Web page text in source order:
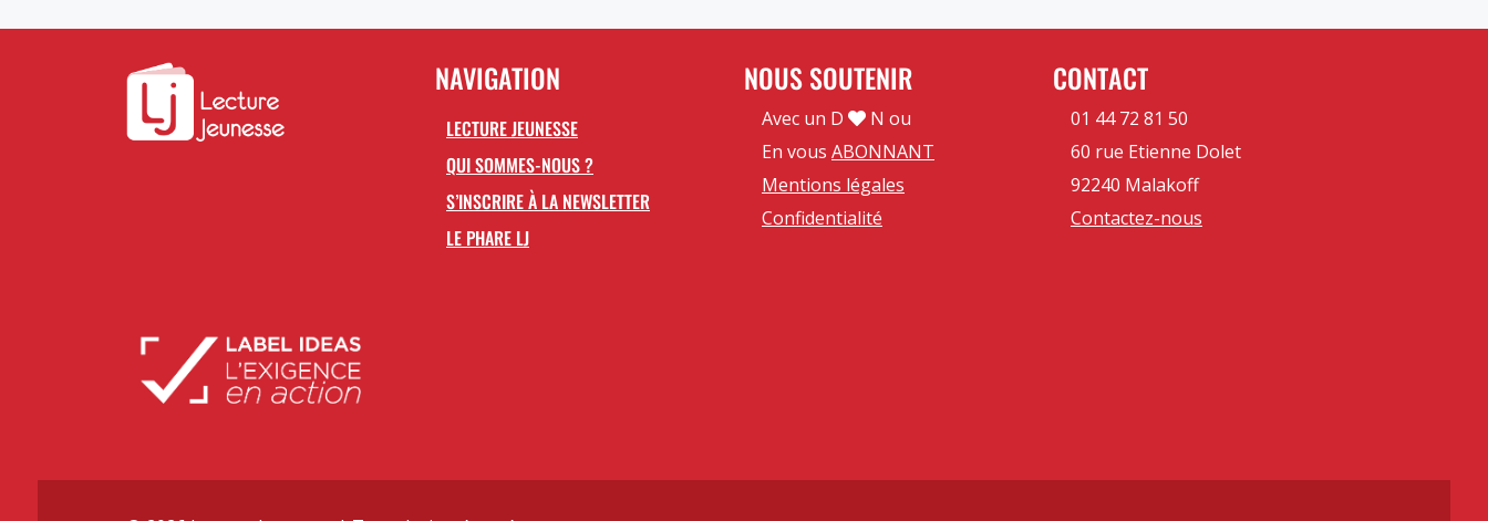
NAVIGATION
LECTURE JEUNESSE
QUI SOMMES-NOUS ?
S’INSCRIRE À LA NEWSLETTER
LE PHARE LJ
NOUS SOUTENIR
Avec un D
N ou
En vous ABONNANT
Mentions légales
Confidentialité
CONTACT
01 44 72 81 50
60 rue Etienne Dolet
92240 Malakoff
Contactez-nous